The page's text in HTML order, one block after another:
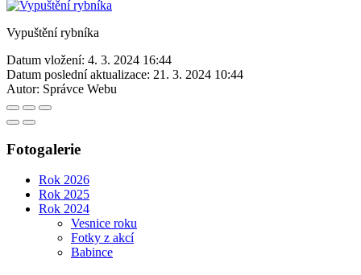
Vypuštění rybníka
Datum vložení: 4. 3. 2024 16:44
Datum poslední aktualizace: 21. 3. 2024 10:44
Autor: Správce Webu
Fotogalerie
Rok 2026
Rok 2025
Rok 2024
Vesnice roku
Fotky z akcí
Babince